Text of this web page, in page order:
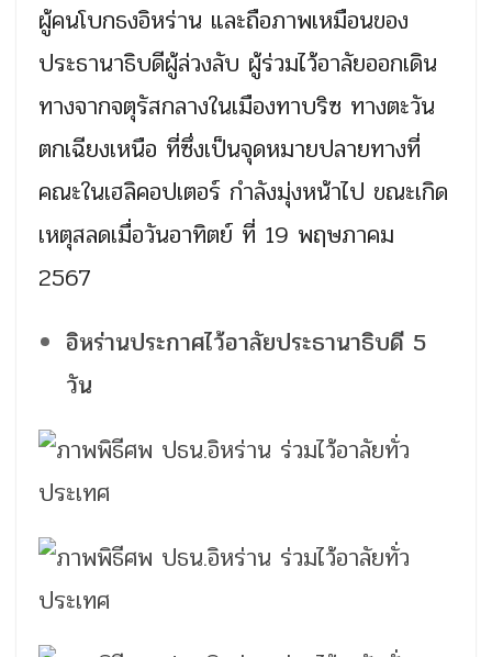
ผู้คนโบกธงอิหร่าน และถือภาพเหมือนของ
ประธานาธิบดีผู้ล่วงลับ ผู้ร่วมไว้อาลัยออกเดิน
ทางจากจตุรัสกลางในเมืองทาบริซ ทางตะวัน
ตกเฉียงเหนือ ที่ซึ่งเป็นจุดหมายปลายทางที่
คณะในเฮลิคอปเตอร์ กำลังมุ่งหน้าไป ขณะเกิด
เหตุสลดเมื่อวันอาทิตย์ ที่ 19 พฤษภาคม
2567
อิหร่านประกาศไว้อาลัยประธานาธิบดี 5
วัน